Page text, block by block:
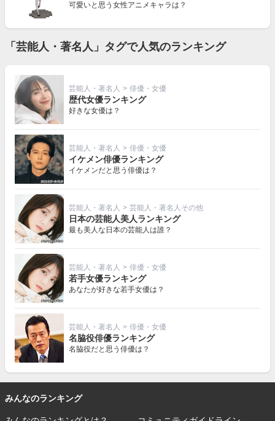
可愛いと思う女性アニメキャラは？
「芸能人・著名人」タグで人気のランキング
芸能人・著名人 > 俳優・女優
歴代女優ランキング
好きな女優は？
芸能人・著名人 > 俳優・女優
イケメン俳優ランキング
イケメンだと思う俳優は？
芸能人・著名人 > 芸能人・著名人その他
日本の芸能人美人ランキング
最も美人な日本の芸能人は誰？
芸能人・著名人 > 俳優・女優
若手女優ランキング
あなたが好きな若手女優は？
芸能人・著名人 > 俳優・女優
名脇役俳優ランキング
名脇役だと思う俳優は？
みんなのランキング